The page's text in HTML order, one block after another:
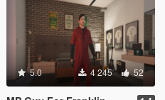
5.0 4 245 52